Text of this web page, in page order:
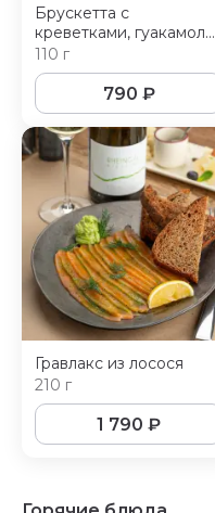
Брускетта с
креветками, гуакамоле
и вялеными томатами
110 г
790 ₽
Гравлакс из лосося
210 г
1 790 ₽